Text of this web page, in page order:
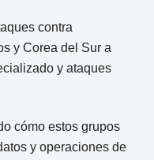
contra
y Corea del Sur a
y ataques
cómo estos grupos
y operaciones de